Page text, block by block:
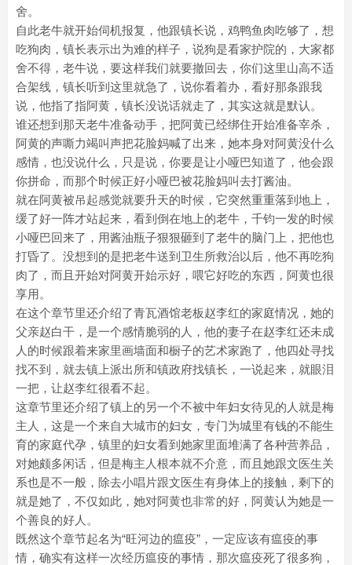
舍。
自此老牛就开始伺机报复，他跟镇长说，鸡鸭鱼肉吃够了，想
吃狗肉，镇长表示出为难的样子，说狗是看家护院的，大家都
舍不得，老牛说，要这样我们就要撤回去，你们这里山高不适
合架线，镇长听到这里就急了，说你看着办，看好那条跟我
说，他指了指阿黄，镇长没说话就走了，其实这就是默认。
谁还想到那天老牛准备动手，把阿黄已经绑住开始准备宰杀，
阿黄的声嘶力竭叫声把花脸妈喊了出来，她本身对阿黄没什么
感情，也没说什么，只是说，你要是让小哑巴知道了，他会跟
你拼命，而那个时候正好小哑巴被花脸妈叫去打酱油。
就在阿黄被吊起感觉就要升天的时候，它突然重重落到地上，
缓了好一阵才站起来，看到倒在地上的老牛，千钧一发的时候
小哑巴回来了，用酱油瓶子狠狠砸到了老牛的脑门上，把他也
打昏了。没想到的是把老牛送到卫生所救治以后，他不再吃狗
肉了，而且开始对阿黄开始示好，喂它好吃的东西，阿黄也很
享用。
在这个章节里还介绍了青瓦酒馆老板赵李红的家庭情况，她的
父亲赵白干，是一个感情脆弱的人，他的妻子在赵李红还未成
人的时候跟着来家里画墙面和橱子的艺术家跑了，他四处寻找
找不到，就去镇上派出所和镇政府找镇长，一说起来，就眼泪
一把，让赵李红很看不起。
这章节里还介绍了镇上的另一个不被中年妇女待见的人就是梅
主人，这是一个来自大城市的妇女，专门为城里有钱的不能生
育的家庭代孕，镇里的妇女看到她家里面堆满了各种营养品，
对她颇多闲话，但是梅主人根本就不介意，而且她跟文医生关
系也是不一般，除去小唱片跟文医生有身体上的接触，剩下的
就是她了，不仅如此，她对阿黄也非常的好，阿黄认为她是一
个善良的好人。
既然这个章节起名为“旺河边的瘟疫”，一定应该有瘟疫的事
情，确实有这样一次经历瘟疫的事情，那次瘟疫死了很多狗，